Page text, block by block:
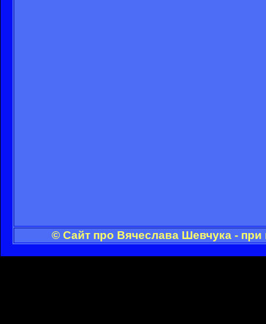
© Сайт про Вячеслава Шевчука -